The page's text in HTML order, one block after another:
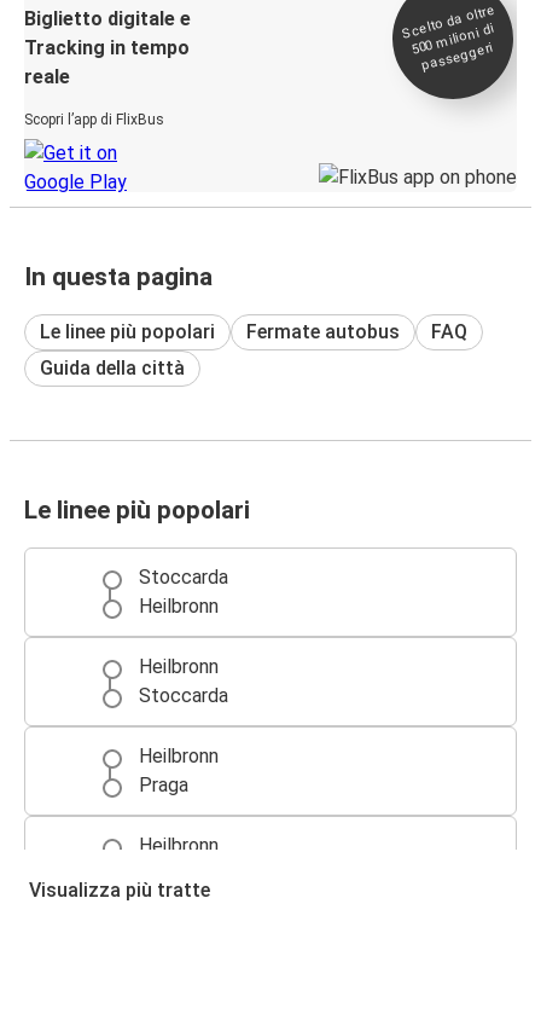
Biglietto digitale e
Tracking in tempo
reale
Scopri l’app di FlixBus
Scelto da oltre
500
milioni di
passeggeri
In questa pagina
Le linee più popolari Fermate autobus
FAQ
Guida della città
Le linee più popolari
Stoccarda
Heilbronn
Heilbronn
Stoccarda
Heilbronn
Praga
Heilbronn
Visualizza più tratte